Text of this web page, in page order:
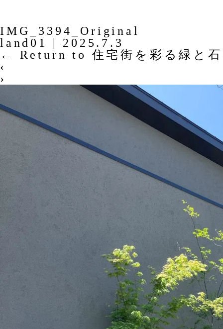
IMG_3394_Original
land01
| 2025.7.3
←
Return to 住宅街を彩る緑と
‹
›